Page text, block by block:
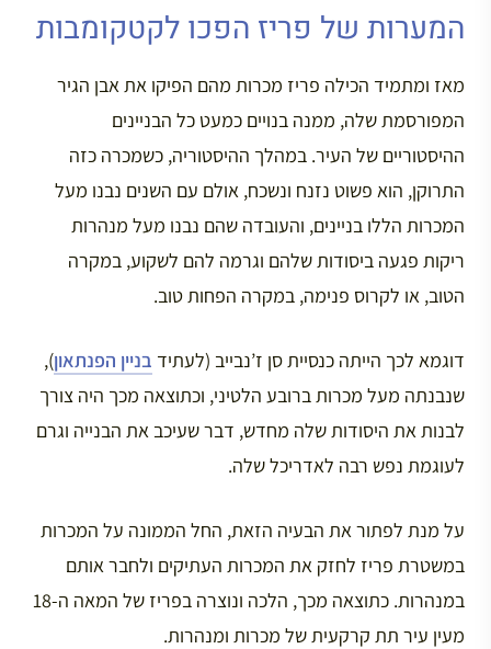
המערות של פריז הפכו לקטקומבות
מאז ומתמיד הכילה פריז מכרות מהם הפיקו את אבן הגיר
המפורסמת שלה, ממנה בנויים כמעט כל הבניינים
ההיסטוריים של העיר. במהלך ההיסטוריה, כשמכרה כזה
התרוקן, הוא פשוט נזנח ונשכח, אולם עם השנים נבנו מעל
המכרות הללו בניינים, והעובדה שהם נבנו מעל מנהרות
ריקות פגעה ביסודות שלהם וגרמה להם לשקוע, במקרה
הטוב, או לקרוס פנימה, במקרה הפחות טוב.
דוגמא לכך הייתה כנסיית סן ז’נבייב (לעתיד בניין הפנתאון),
שנבנתה מעל מכרות ברובע הלטיני, וכתוצאה מכך היה צורך
לבנות את היסודות שלה מחדש, דבר שעיכב את הבנייה וגרם
לעוגמת נפש רבה לאדריכל שלה.
על מנת לפתור את הבעיה הזאת, החל הממונה על המכרות
במשטרת פריז לחזק את המכרות העתיקים ולחבר אותם
במנהרות. כתוצאה מכך, הלכה ונוצרה בפריז של המאה ה-18
מעין עיר תת קרקעית של מכרות ומנהרות.